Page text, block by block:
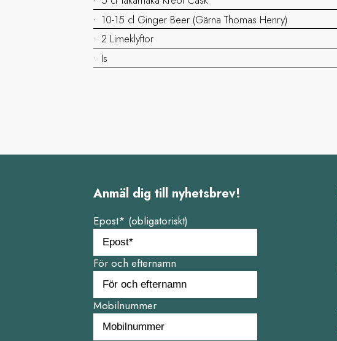
10-15 cl Ginger Beer (Gärna Thomas Henry)
2 Limeklyftor
Is
Anmäl dig till nyhetsbrev!
Epost* (obligatoriskt)
För och efternamn
Mobilnummer